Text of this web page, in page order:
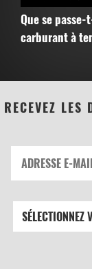
Que se
carburant à
RECEVEZ LES